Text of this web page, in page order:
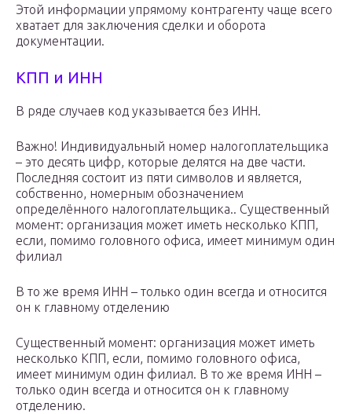
Этой информации упрямому контрагенту чаще всего
хватает для заключения сделки и оборота
документации.
КПП и ИНН
В ряде случаев код указывается без ИНН.
Важно! Индивидуальный номер налогоплательщика
– это десять цифр, которые делятся на две части.
Последняя состоит из пяти символов и является,
собственно, номерным обозначением
определённого налогоплательщика.. Существенный
момент: организация может иметь несколько КПП,
если, помимо головного офиса, имеет минимум один
филиал
В то же время ИНН – только один всегда и относится
он к главному отделению
Существенный момент: организация может иметь
несколько КПП, если, помимо головного офиса,
имеет минимум один филиал. В то же время ИНН –
только один всегда и относится он к главному
отделению.